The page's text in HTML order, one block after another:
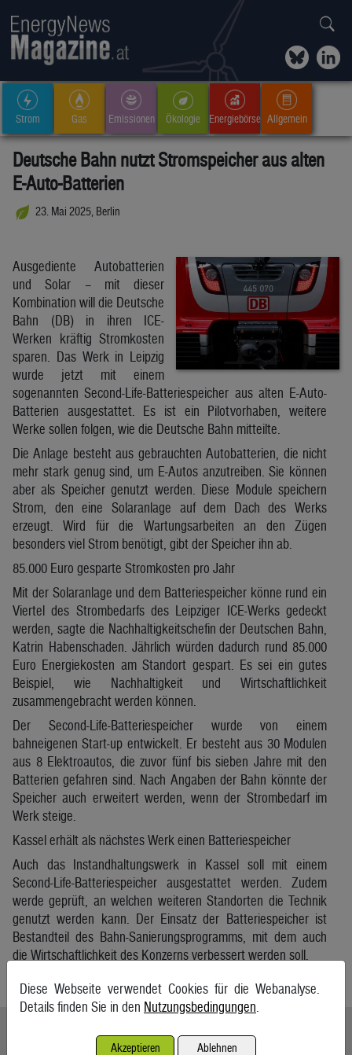
Strom Gas Emissionen Ökologie Energiebörse Allgemein
Deutsche Bahn nutzt Stromspeicher aus alten
E-Auto-Batterien
23. Mai 2025, Berlin
Ausgediente Autobatterien
und Solar – mit dieser
Kombination will die Deutsche
Bahn (DB) in ihren ICE-
Werken kräftig Stromkosten
sparen. Das Werk in Leipzig
wurde jetzt mit einem
sogenannten Second-Life-Batteriespeicher aus alten E-Auto-
Batterien ausgestattet. Es ist ein Pilotvorhaben, weitere
Werke sollen folgen, wie die Deutsche Bahn mitteilte.
Die Anlage besteht aus gebrauchten Autobatterien, die nicht
mehr stark genug sind, um E-Autos anzutreiben. Sie können
aber als Speicher genutzt werden. Diese Module speichern
Strom, den eine Solaranlage auf dem Dach des Werks
erzeugt. Wird für die Wartungsarbeiten an den Zügen
besonders viel Strom benötigt, gibt der Speicher ihn ab.
85.000 Euro gesparte Stromkosten pro Jahr
Mit der Solaranlage und dem Batteriespeicher könne rund ein
Viertel des Strombedarfs des Leipziger ICE-Werks gedeckt
werden, sagte die Nachhaltigkeitschefin der Deutschen Bahn,
Katrin Habenschaden. Jährlich würden dadurch rund 85.000
Euro Energiekosten am Standort gespart. Es sei ein gutes
Beispiel, wie Nachhaltigkeit und Wirtschaftlichkeit
zusammengebracht werden können.
Der Second-Life-Batteriespeicher wurde von einem
bahneigenen Start-up entwickelt. Er besteht aus 30 Modulen
aus 8 Elektroautos, die zuvor fünf bis sieben Jahre mit den
Batterien gefahren sind. Nach Angaben der Bahn könnte der
Speicher auch erweitert werden, wenn der Strombedarf im
Werk steige.
Kassel erhält als nächstes Werk einen Batteriespeicher
Auch das Instandhaltungswerk in Kassel soll mit einem
Second-Life-Batteriespeicher ausgestattet werden. Zudem
werde geprüft, an welchen weiteren Standorten die Technik
genutzt werden kann. Der Einsatz der Batteriespeicher ist
Bestandteil des Bahn-Sanierungsprogramms, mit dem auch
die Wirtschaftlichkeit des Konzerns verbessert werden soll.
Ähnliche Artikel weiterlesen
Diese Webseite verwendet Cookies für die Webanalyse.
Details finden Sie in den Nutzungsbedingungen
Akzeptieren Ablehnen